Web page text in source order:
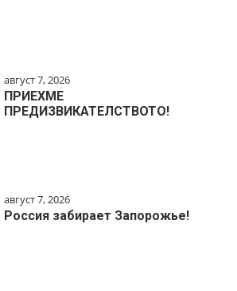
август 7, 2026
ПРИЕХМЕ
ПРЕДИЗВИКАТЕЛСТВОТО!
август 7, 2026
Россия забирает Запорожье!